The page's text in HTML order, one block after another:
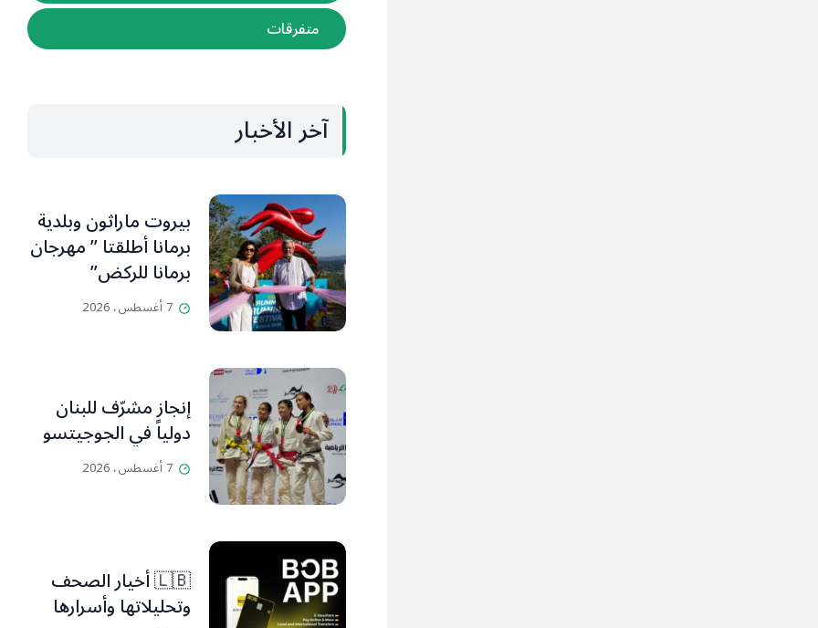
متفرقات
آخر الأخبار
بيروت ماراثون وبلدية
برمانا أطلقتا ” مهرجان
برمانا للركض”
7 أغسطس، 2026
إنجاز مشرّف للبنان
دولياً في الجوجيتسو
7 أغسطس، 2026
🇱🇧 أخيار الصحف
وتحليلاتها وأسرارها